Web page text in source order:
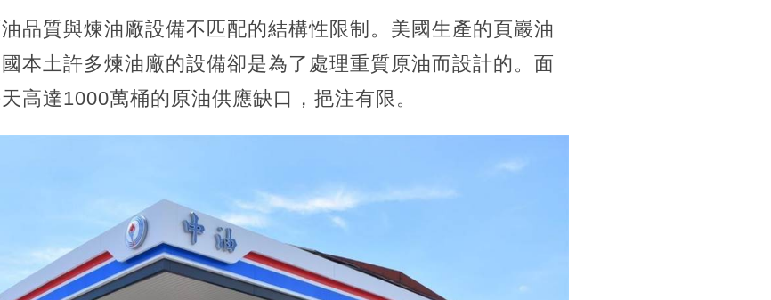
品質與煉油廠設備不匹配的結構性限制。美國生產的頁巖油
本土許多煉油廠的設備卻是為了處理重質原油而設計的。面
高達1000萬桶的原油供應缺口，挹注有限。